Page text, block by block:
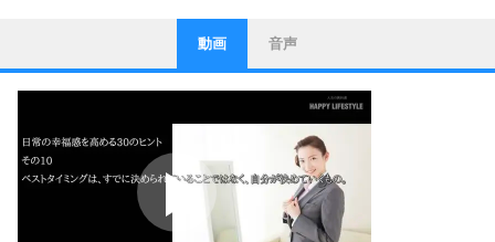
1
ストレス対策
他人と比べない。
いっそのこと、他人を見ない。
いらいらしない人になる30の方法
ポジティブになれない原因は、行動しないから。
ポジティブ思考になる30の方法
動画 音声